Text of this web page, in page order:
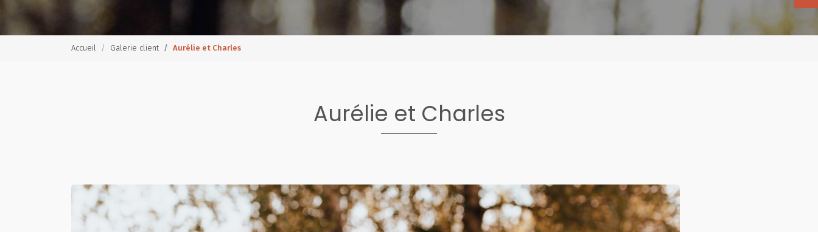
Accueil Galerie client Aurélie et Charles
Aurélie et Charles